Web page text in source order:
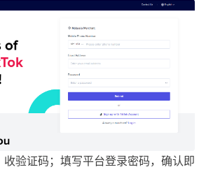
验证码；填写平台登录密码，确认即